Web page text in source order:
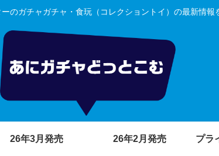
のガチャガチャ・食玩（コレクショントイ）の最新情報
26年3月発売 26年2月発売 プラ